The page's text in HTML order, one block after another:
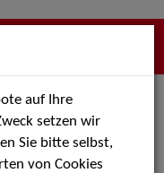
als PDF speichern
auf Ihre
setzen wir
Sie bitte selbst,
von Cookies